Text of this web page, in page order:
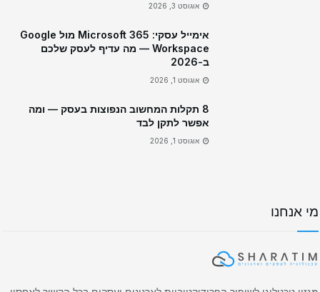
אוגוסט 3, 2026
אימייל עסקי: Microsoft 365 מול Google
Workspace — מה עדיף לעסק שלכם
ב-2026
אוגוסט 1, 2026
8 תקלות המחשוב הנפוצות בעסק — ומה
אפשר לתקן לבד
אוגוסט 1, 2026
מי אנחנו